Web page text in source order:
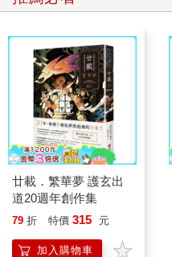
廿載．繁華夢 護玄出
道20週年創作集
79 折 特價 315 元
加入購物車